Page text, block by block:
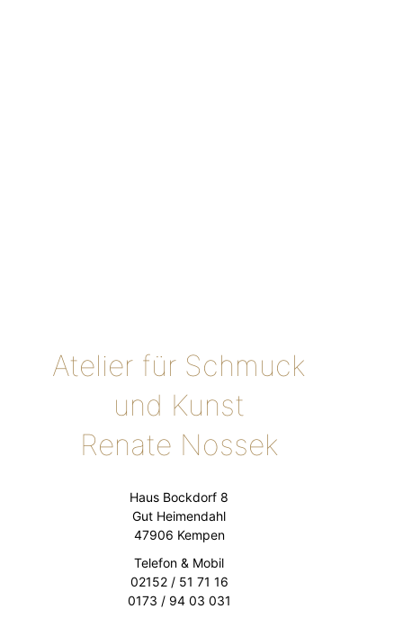
Ate­lier für Schmuck
und Kunst
Renate Nossek
Haus Bock­dorf 8
Gut Hei­men­dahl
47906 Kem­pen
Te­le­fon & Mobil
02152 / 51 71 16
0173 / 94 03 031